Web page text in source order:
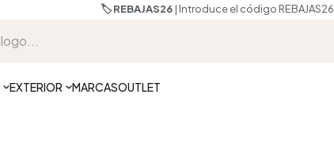
🏷️ REBAJAS26| Introduce el código REBAJAS26.
EXTERIOR MARCASOUTLET